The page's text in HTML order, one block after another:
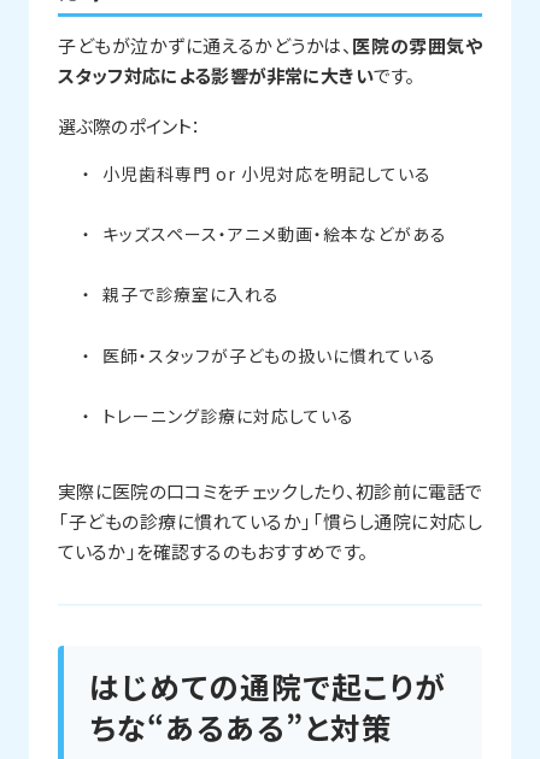
子どもが泣かずに通えるかどうかは、 医院の雰囲気や
スタッフ対応による影響が非常に大きいです。
選ぶ際のポイント：
小児歯科専門 or 小児対応を明記している
キッズスペース・アニメ動画・絵本などがある
親子で診療室に入れる
医師・スタッフが子どもの扱いに慣れている
トレーニング診療に対応している
実際に医院の口コミをチェックしたり、初診前に電話で
「子どもの診療に慣れているか」「慣らし通院に対応し
ているか」を確認するのもおすすめです。
はじめての通院で起こりが
ちな“あるある”と対策